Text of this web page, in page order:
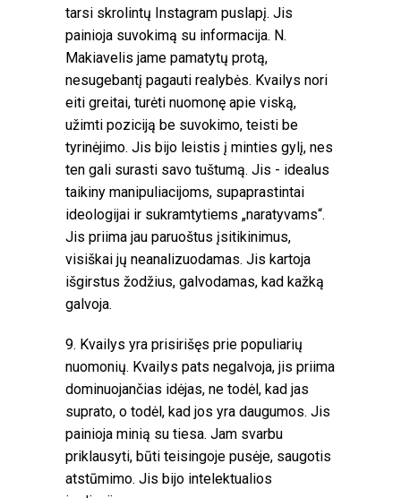
tarsi skrolintų Instagram puslapį. Jis
painioja suvokimą su informacija. N.
Makiavelis jame pamatytų protą,
nesugebantį pagauti realybės. Kvailys nori
eiti greitai, turėti nuomonę apie viską,
užimti poziciją be suvokimo, teisti be
tyrinėjimo. Jis bijo leistis į minties gylį, nes
ten gali surasti savo tuštumą. Jis - idealus
taikiny manipuliacijoms, supaprastintai
ideologijai ir sukramtytiems „naratyvams“.
Jis priima jau paruoštus įsitikinimus,
visiškai jų neanalizuodamas. Jis kartoja
išgirstus žodžius, galvodamas, kad kažką
galvoja.
9. Kvailys yra prisirišęs prie populiarių
nuomonių. Kvailys pats negalvoja, jis priima
dominuojančias idėjas, ne todėl, kad jas
suprato, o todėl, kad jos yra daugumos. Jis
painioja minią su tiesa. Jam svarbu
priklausyti, būti teisingoje pusėje, saugotis
atstūmimo. Jis bijo intelektualios